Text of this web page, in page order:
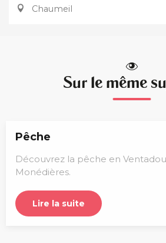
Chaumeil
Sur le même
Pêche
Découvrez la pêche en
Monédières.
Lire la suite